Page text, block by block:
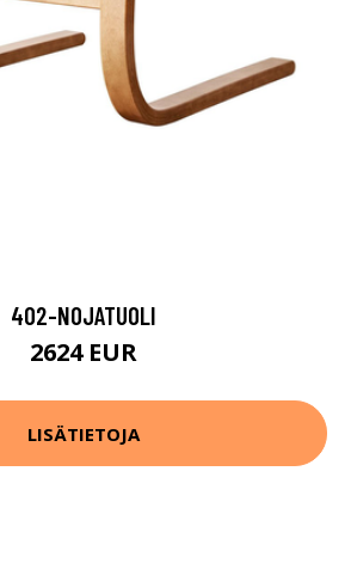
402-NOJATUOLI
2624 EUR
LISÄTIETOJA